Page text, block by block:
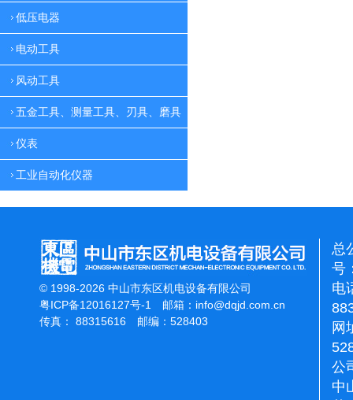
低压电器
电动工具
风动工具
五金工具、测量工具、刃具、磨具
仪表
工业自动化仪器
© 1998-2026 中山市东区机电设备有限公司
粤ICP备12016127号-1
邮箱： info@dqjd.com.cn
传真： 88315616 邮编：528403
总
号
电
网
公
中